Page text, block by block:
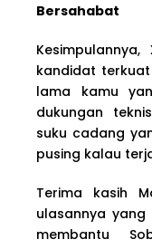
Bersahabat
Kesimpulannya,
kandidat
lama kamu
dukungan
suku cadang
pusing kalau
Terima kasih
ulasannya
membantu